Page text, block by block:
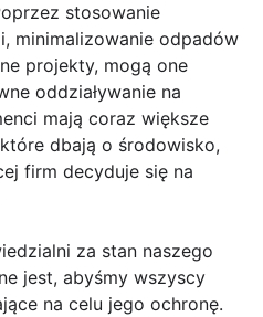
stosowanie
minimalizowanie odpadów
projekty, mogą one
oddziaływanie na
mają coraz większe
dbają o środowisko,
firm decyduje się na
za stan naszego
jest, abyśmy wszyscy
na celu jego ochronę.